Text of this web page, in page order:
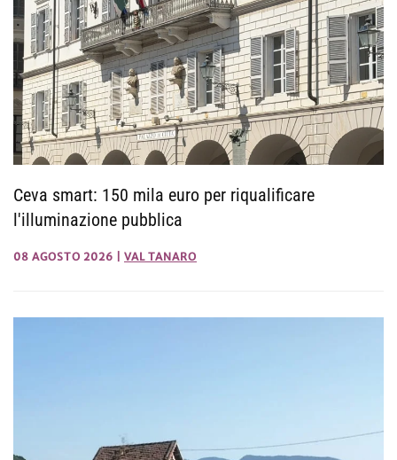
Ceva smart: 150 mila euro per riqualificare
l'illuminazione pubblica
08 AGOSTO 2026 VAL TANARO